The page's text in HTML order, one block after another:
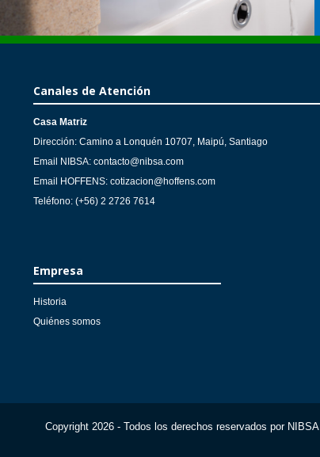
Canales de Atención
Casa Matriz
Dirección: Camino a Lonquén 10707, Maipú, Santiago
Email NIBSA: contacto@nibsa.com
Email HOFFENS: cotizacion@hoffens.com
Teléfono: (+56) 2 2726 7614
Empresa
Historia
Quiénes somos
Copyright 2026 - Todos los derechos reservados por NIBSA